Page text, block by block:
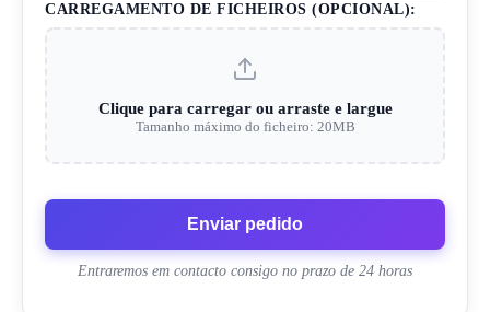
CARREGAMENTO DE FICHEIROS (OPCIONAL):
Clique para carregar ou arraste e largue
Tamanho máximo do ficheiro: 20MB
Enviar pedido
Entraremos em contacto consigo no prazo de 24 horas